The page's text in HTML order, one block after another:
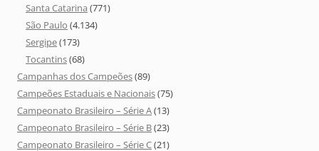
Santa Catarina (771)
São Paulo (4.134)
Sergipe(173)
Tocantins(68)
Campanhas dos Campeões(89)
Campeões Estaduais e Nacionais(75)
Campeonato Brasileiro – Série A(13)
Campeonato Brasileiro – Série B(23)
Campeonato Brasileiro – Série C(21)